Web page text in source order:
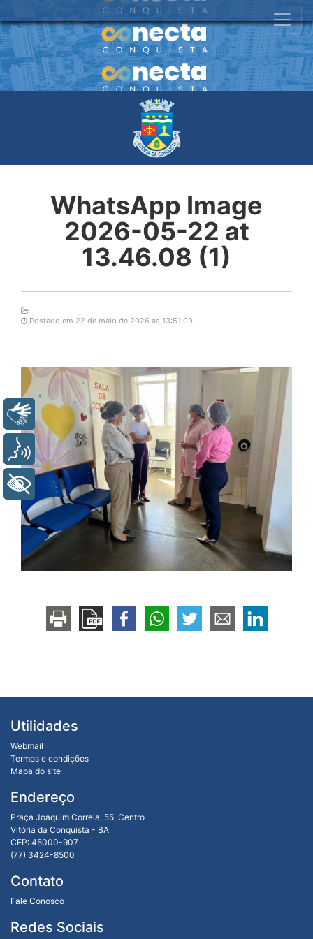
WhatsApp Image
2026-05-22 at
13.46.08 (1)
Postado em 22 de maio de 2026 as 13:51:09
Utilidades
Webmail
Termos e condições
Mapa do site
Endereço
Praça Joaquim Correia, 55, Centro
Vitória da Conquista - BA
CEP: 45000-907
(77) 3424-8500
Contato
Fale Conosco
Redes Sociais
Libras
Voz
+ Acessibilidade